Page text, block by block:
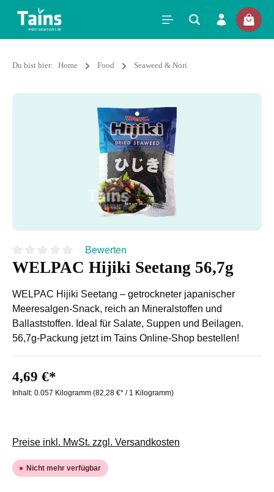
Du bist hier: Home Food Seaweed & Nori
Durchschnittliche Bewertung von 0 von 5 Sternen
Bewerten
WELPAC Hijiki Seetang 56,7g
WELPAC Hijiki Seetang – getrockneter japanischer
Meeresalgen-Snack, reich an Mineralstoffen und
Ballaststoffen. Ideal für Salate, Suppen und Beilagen.
56,7g-Packung jetzt im Tains Online-Shop bestellen!
4,69 €*
Inhalt: 0.057 Kilogramm (82,28 €* / 1 Kilogramm)
Preise inkl. MwSt. zzgl. Versandkosten
Nicht mehr verfügbar